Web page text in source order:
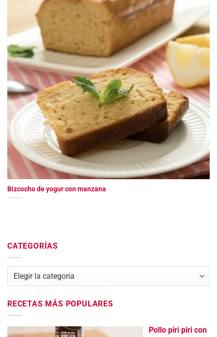
Bizcocho de yogur con manzana
CATEGORÍAS
Categorías
RECETAS MÁS POPULARES
Pollo piri piri con